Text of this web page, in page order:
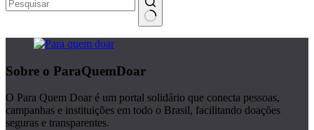
resultados
Sobre o ParaQuemDoar
O Para Quem Doar é um portal solidário que conecta pessoas,
campanhas e instituições em todo o Brasil, facilitando doações
seguras e transparentes.